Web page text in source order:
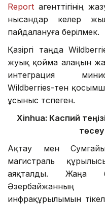
Report агенттігінің
нысандар келер
пайдалануға берілмек.
Қазіргі таңда
жуық қойма алаңын
интеграция
Wildberries-тен
ұсыныс түспеген.
Xinhua: Каспий
Ақтау мен
магистраль
аяқталды. Жаңа
Әзербайжанның
инфрақұрылымын